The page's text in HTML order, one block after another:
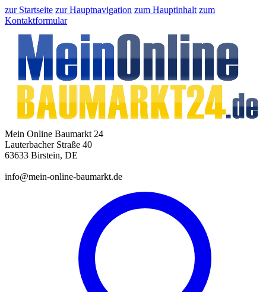
zur Startseite zur Hauptnavigation zum Hauptinhalt zum
Kontaktformular
Mein Online Baumarkt 24
Lauterbacher Straße 40
63633 Birstein, DE
info@mein-online-baumarkt.de